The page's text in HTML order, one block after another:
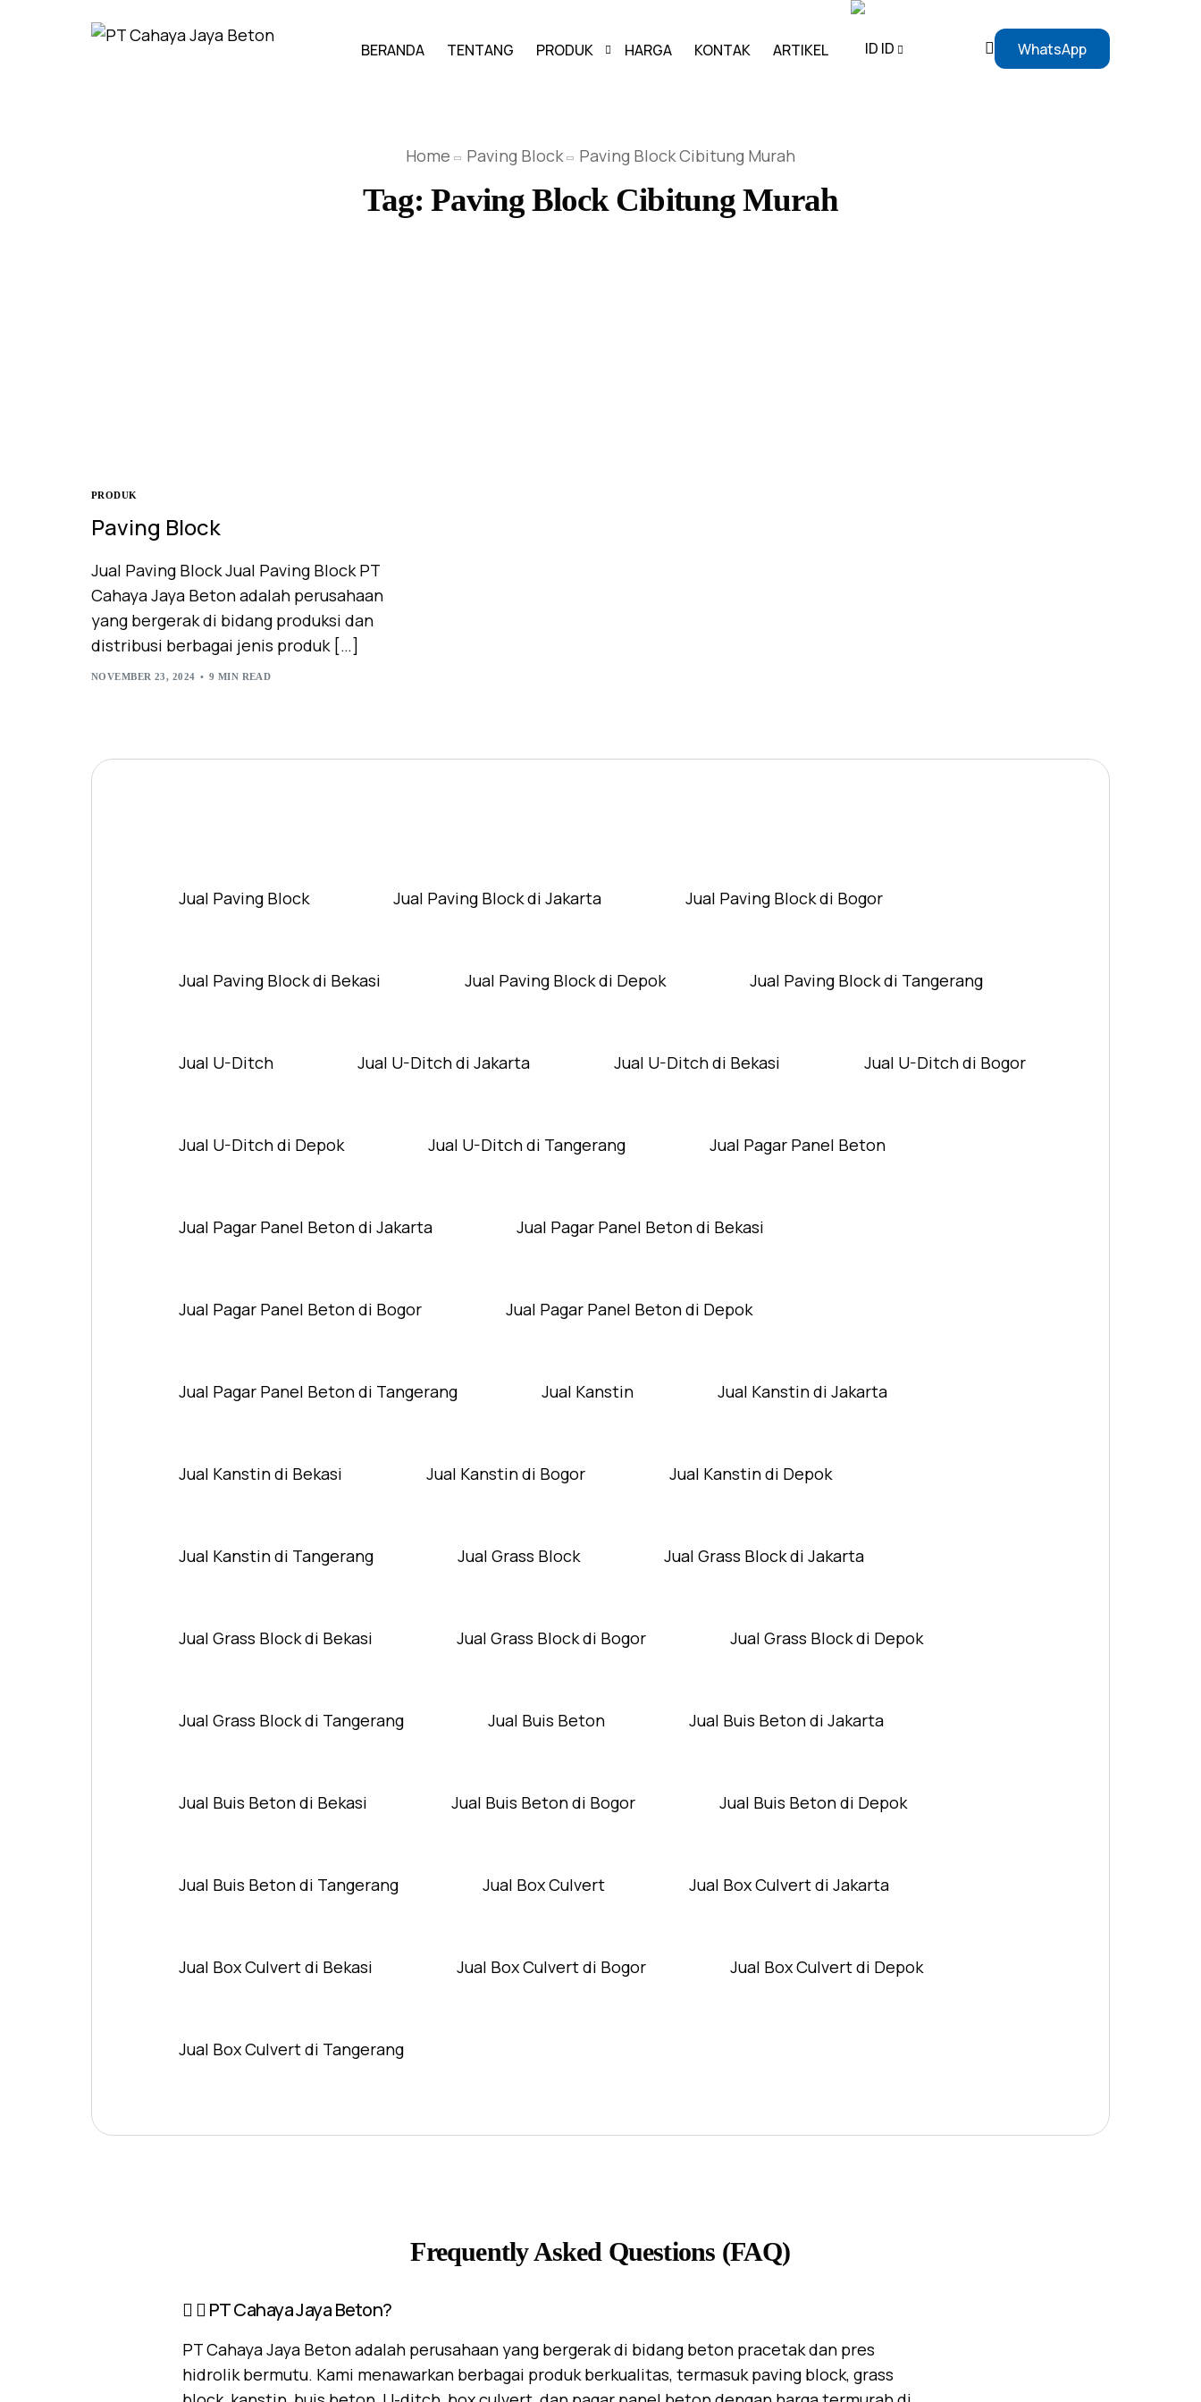
BERANDA TENTANG PRODUK
PAVING BLOCK
GRASS BLOCK
HARGA KONTAK ARTIKEL ID WhatsApp
Home Paving Block Paving Block Cibitung Murah
Tag:Paving Block Cibitung Murah
PRODUK
Paving Block
Jual Paving Block Jual Paving Block PT
Cahaya Jaya Beton adalah perusahaan
yang bergerak di bidang produksi dan
distribusi berbagai jenis produk […]
NOVEMBER 23, 2024 9 MIN READ
Jual Paving Block Jual Paving Block di Jakarta Jual Paving Block di Bogor
Jual Paving Block di Bekasi Jual Paving Block di Depok Jual Paving Block di Tangerang
Jual U-Ditch Jual U-Ditch di Jakarta Jual U-Ditch di Bekasi Jual U-Ditch di Bogor
Jual U-Ditch di Depok Jual U-Ditch di Tangerang Jual Pagar Panel Beton
Jual Pagar Panel Beton di Jakarta Jual Pagar Panel Beton di Bekasi
Jual Pagar Panel Beton di Bogor Jual Pagar Panel Beton di Depok
Jual Pagar Panel Beton di Tangerang Jual Kanstin Jual Kanstin di Jakarta
Jual Kanstin di Bekasi Jual Kanstin di Bogor Jual Kanstin di Depok
Jual Kanstin di Tangerang Jual Grass Block Jual Grass Block di Jakarta
Jual Grass Block di Bekasi Jual Grass Block di Bogor Jual Grass Block di Depok
Jual Grass Block di Tangerang Jual Buis Beton Jual Buis Beton di Jakarta
Jual Buis Beton di Bekasi Jual Buis Beton di Bogor Jual Buis Beton di Depok
Jual Buis Beton di Tangerang Jual Box Culvert Jual Box Culvert di Jakarta
Jual Box Culvert di Bekasi Jual Box Culvert di Bogor Jual Box Culvert di Depok
Jual Box Culvert di Tangerang
Frequently Asked Questions (FAQ)
PT Cahaya Jaya Beton?
PT Cahaya Jaya Beton adalah perusahaan yang bergerak di bidang beton pracetak dan pres
hidrolik bermutu. Kami menawarkan berbagai produk berkualitas, termasuk paving block, grass